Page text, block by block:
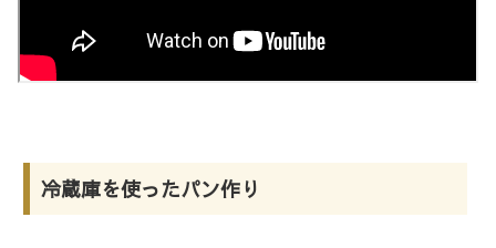
冷蔵庫を使ったパン作り